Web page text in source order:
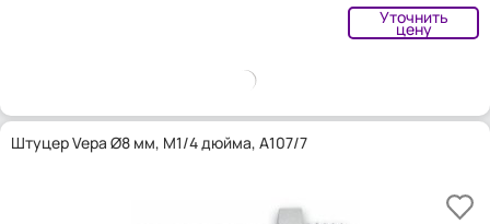
Уточнить
цену
Штуцер Vepa Ø8 мм, M1/4 дюйма, A107/7